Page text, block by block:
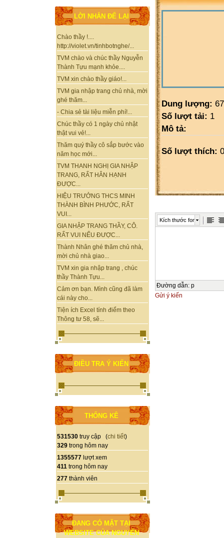
LỜI NHẮN ĐỂ LẠI
Chào thầy !....
http://violet.vn/tinhbotnghe/...
TVM chào và chúc thầy Nguyễn
Thành Tựu mạnh khỏe....
TVM xin chào thầy giáo!...
TVM gia nhập trang chủ nhà, mời
ghé thăm...
- Chia sẻ tài liệu miễn phí!...
Chúc thầy có 1 ngày chủ nhật
thật vui vẻ!...
Thăm quý thầy cô sắp bước vào
năm học mới...
TVM THANH NGHỊ GIA NHẬP
TRANG, RẤT HÂN HẠNH
ĐƯỢC...
HIỆU TRƯỞNG THCS MINH
THÀNH BÌNH PHƯỚC, RẤT
VUI...
GIA NHẬP TRANG THẦY, CÔ.
RẤT VUI NẾU ĐƯỢC...
Thành Nhân ghé thăm chủ nhà,
mời chủ nhà giao...
TVM xin gia nhập trang , chúc
thầy Thành Tựu...
Cảm ơn bạn. Mình cũng đã làm
cái này cho...
Tiện ích Excel tính điểm theo
Thông tư 58, sẽ...
ĐIỀU TRA Ý KIẾN
THỐNG KÊ
531530 truy cập (chi tiết)
329 trong hôm nay
1355577 lượt xem
411 trong hôm nay
277 thành viên
ĐANG CÓ MẶT TẠI
WEBSITE CỦA NGUYỄN
Dung lượng:
Số lượt tải: 1
Mô tả:
Số lượt thích:
Kích thước font
Đường dẫn: p
Gửi ý kiến